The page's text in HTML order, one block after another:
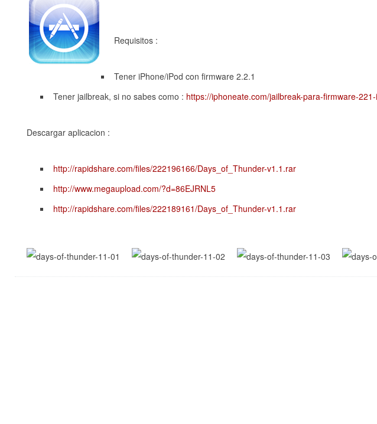
Requisitos :
Tener iPhone/iPod con firmware 2.2.1
Tener jailbreak, si no sabes como : https://iphoneate.com/jailbreak-para-firmware-
Descargar aplicacion :
http://rapidshare.com/files/222196166/Days_of_Thunder-v1.1.rar
http://www.megaupload.com/?d=86EJRNL5
http://rapidshare.com/files/222189161/Days_of_Thunder-v1.1.rar